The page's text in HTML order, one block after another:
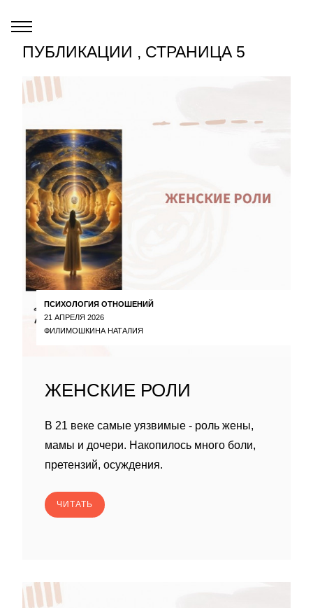
ПУБЛИКАЦИИ , СТРАНИЦА 5
ПСИХОЛОГИЯ ОТНОШЕНИЙ
21 АПРЕЛЯ 2026
ФИЛИМОШКИНА НАТАЛИЯ
ЖЕНСКИЕ РОЛИ
В 21 веке самые уязвимые - роль жены,
мамы и дочери. Накопилось много боли,
претензий, осуждения.
ЧИТАТЬ